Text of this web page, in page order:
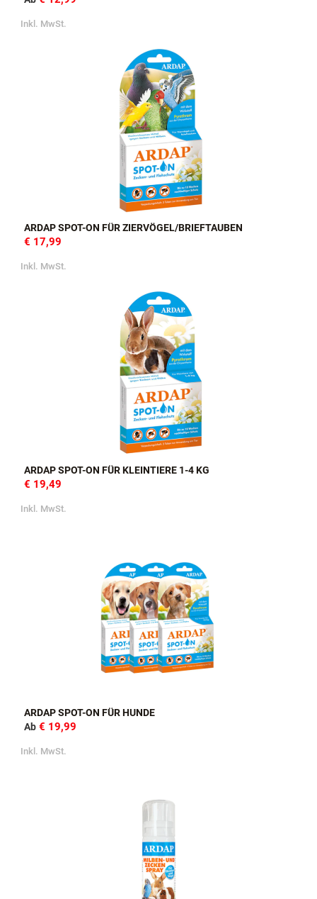
Inkl. MwSt.
ARDAP SPOT-ON FÜR ZIERVÖGEL/BRIEFTAUBEN
€ 17,99
Inkl. MwSt.
ARDAP SPOT-ON FÜR KLEINTIERE 1-4 KG
€ 19,49
Inkl. MwSt.
ARDAP SPOT-ON FÜR HUNDE
Ab € 19,99
Inkl. MwSt.